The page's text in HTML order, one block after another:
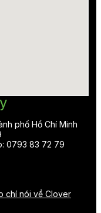
phố Hồ Chí Minh
0793 83 72 79
chí nói về Clover